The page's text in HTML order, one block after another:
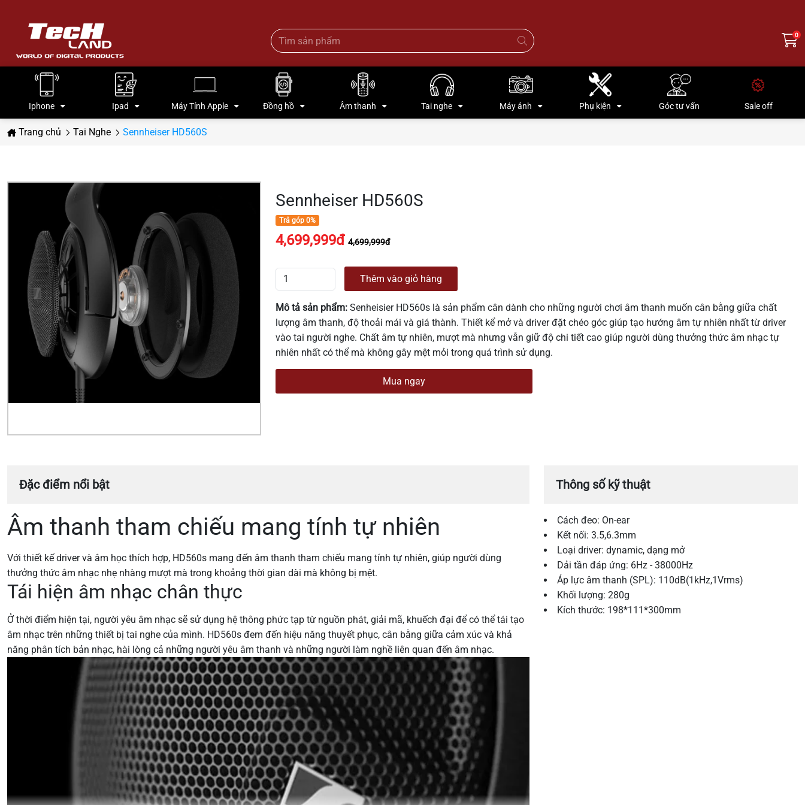
0
Iphone Ipad Máy Tính Apple Đồng hồ Âm thanh Tai nghe Máy ảnh Phụ kiện Góc tư vấn Sale off
Trang chủ Tai Nghe Sennheiser HD560S
Sennheiser HD560S
Trả góp 0%
4,699,999đ 4,699,999đ
Thêm vào giỏ hàng
Mô tả sản phẩm: Senheisier HD560s là sản phẩm cân dành cho những người chơi âm thanh muốn cân bằng giữa chất
lượng âm thanh, độ thoải mái và giá thành. Thiết kể mở và driver đặt chéo góc giúp tạo hướng âm tự nhiên nhất từ driver
vào tai người nghe. Chất âm tự nhiên, mượt mà nhưng vẫn giữ độ chi tiết cao giúp người dùng thưởng thức âm nhạc tự
nhiên nhất có thể mà không gây mệt mỏi trong quá trình sử dụng.
Mua ngay
Đặc điểm nổi bật
Âm thanh tham chiếu mang tính tự nhiên
Với thiết kế driver và âm học thích hợp, HD560s mang đến âm thanh tham chiếu mang tính tự nhiên, giúp người dùng
thưởng thức âm nhạc nhẹ nhàng mượt mà trong khoảng thời gian dài mà không bị mệt.
Tái hiện âm nhạc chân thực
Ở thời điểm hiện tại, người yêu âm nhạc sẽ sử dụng hệ thông phức tạp từ nguồn phát, giải mã, khuếch đại để có thể tái tạo
âm nhạc trên những thiết bị tai nghe của mình. HD560s đem đến hiệu năng thuyết phục, cân bằng giữa cảm xúc và khả
năng phân tích bản nhạc, hài lòng cả những người yêu âm thanh và những người làm nghề liên quan đến âm nhạc.
Thông số kỹ thuật
Cách đeo: On-ear
Kết nối: 3.5,6.3mm
Loại driver: dynamic, dạng mở
Dải tần đáp ứng: 6Hz - 38000Hz
Áp lực âm thanh (SPL): 110dB(1kHz,1Vrms)
Khối lượng: 280g
Kích thước: 198*111*300mm